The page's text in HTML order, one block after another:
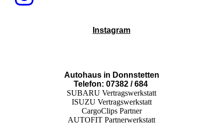
Instagram
Autohaus in Donnstetten
Telefon: 07382 / 684
SUBARU Vertragswerkstatt
ISUZU Vertragswerkstatt
CargoClips Partner
AUTOFIT Partnerwerkstatt